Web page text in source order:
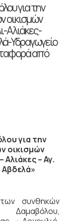
για την
οικισμών
Αλιάκες-
Υδραγωγείο
από
για την
οικισμών
– Αγ.
Αβδελά»
συνθηκών